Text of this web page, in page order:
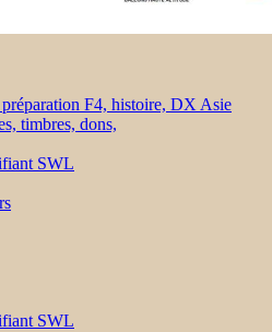
F4, histoire, DX Asie
timbres, dons,
SWL
SWL